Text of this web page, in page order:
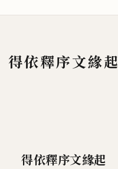
得依釋序文緣起
得依釋序文緣起